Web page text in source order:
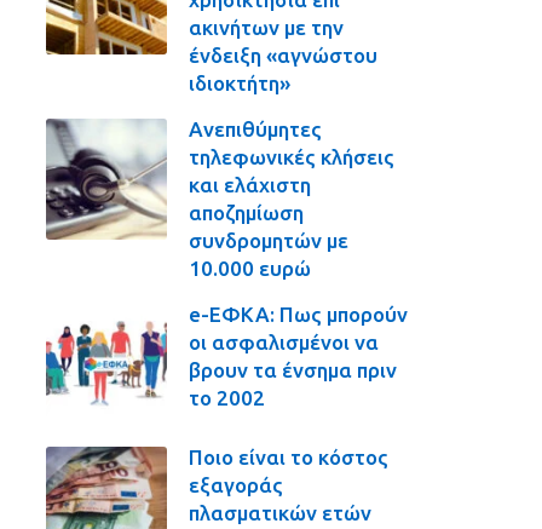
ακινήτων με την
ένδειξη «αγνώστου
ιδιοκτήτη»
Ανεπιθύμητες
τηλεφωνικές κλήσεις
και ελάχιστη
αποζημίωση
συνδρομητών με
10.000 ευρώ
e-ΕΦΚΑ: Πως μπορούν
οι ασφαλισμένοι να
βρουν τα ένσημα πριν
το 2002
Ποιο είναι το κόστος
εξαγοράς
πλασματικών ετών